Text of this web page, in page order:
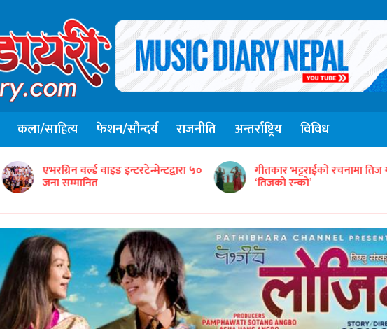
कला/साहित्य फेशन/सौन्दर्य राजनीति अन्तर्राष्ट्रिय विविध
गीतकार भट्टराईको रचनामा तिज गीत
‘तिजको रन्को’
संजिव सिंह रानाको स्वरमा रहेको
गीत ‘तितो छ कि गुलियो’को
सार्वजनिक